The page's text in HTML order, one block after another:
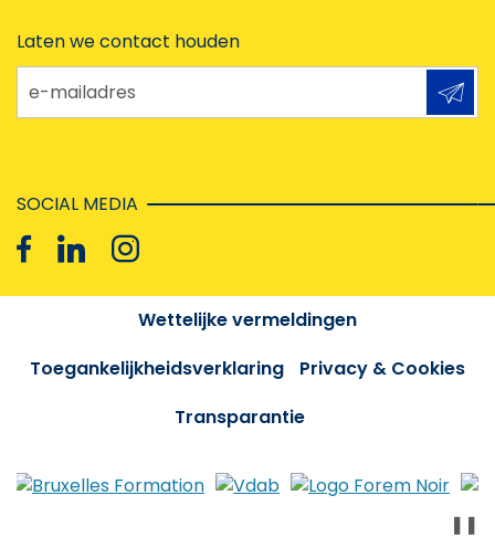
Laten we contact houden
e-mailadres
SOCIAL MEDIA
Wettelijke vermeldingen
Toegankelijkheidsverklaring
Privacy & Cookies
Transparantie
❚❚